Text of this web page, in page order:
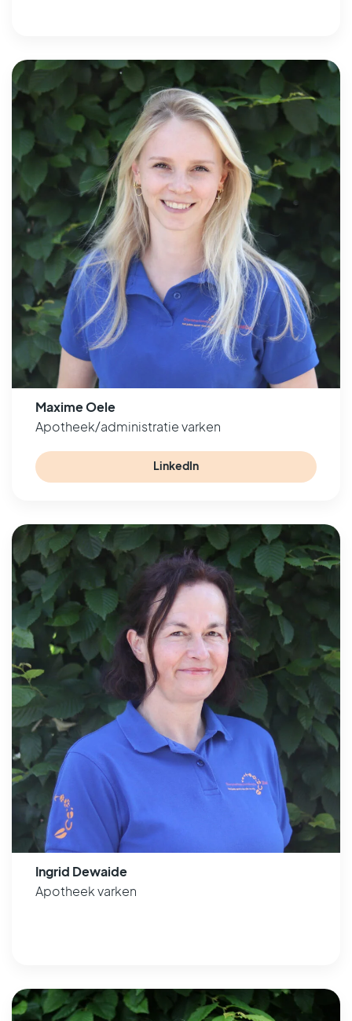
Maxime Oele
Apotheek/administratie varken
LinkedIn
Ingrid Dewaide
Apotheek varken